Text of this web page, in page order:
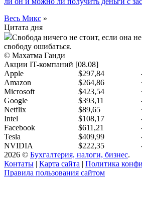
Весь Микс »
Цитата дня
Свобода ничего не стоит, если она
свободу ошибаться.
© Махатма Ганди
Акции IT-компаний [08.08]
Apple
$297,84
Amazon
$264,86
Microsoft
$423,54
Google
$393,11
Netflix
$89,65
Intel
$108,17
Facebook
$611,21
Tesla
$409,99
NVIDIA
$222,35
2026 © Бухгалтерия, налоги, бизнес.
Контаты | Карта сайта | Политика
Правила пользования сайтом